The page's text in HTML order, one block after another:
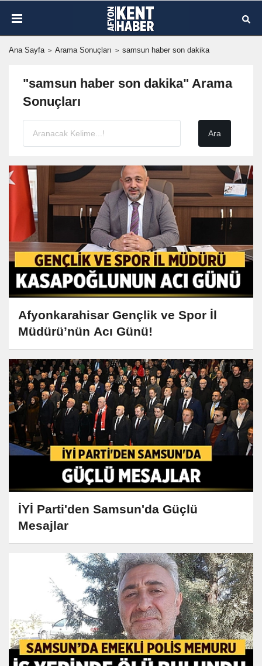
Ana Sayfa Arama Sonuçları samsun haber son dakika
"samsun haber son dakika" Arama
Sonuçları
Afyonkarahisar Gençlik ve Spor İl
Müdürü’nün Acı Günü!
İYİ Parti'den Samsun'da Güçlü
Mesajlar